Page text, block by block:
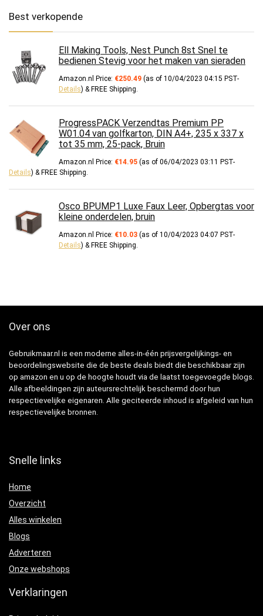
Best verkopende
Ell Making Tools, Nest Punch 8st Snel te
bedienen Stevig voor het maken van sieraden
Amazon.nl Price: €250.49 (as of 10/04/2023 04:15 PST-
Details) & FREE Shipping.
ProgressPACK Verzendtas Premium PP
W01.04 van golfkarton, DIN A4+, 235 x 337 x
tot 35 mm, 25-pack, Bruin
Amazon.nl Price: €14.95 (as of 06/04/2023 03:11 PST-
Details) & FREE Shipping.
Osco BPUMP1 Luxe Faux Leer, Opbergtas voor
kleine onderdelen, bruin
Amazon.nl Price: €10.03 (as of 10/04/2023 04:07 PST-
Details) & FREE Shipping.
Over ons
Gebruikmaar.nl is een moderne alles-in-één prijsvergelijkings- en
beoordelingswebsite die de beste deals biedt die beschikbaar zijn
op amazon en u op de hoogte houdt via de laatst toegevoegde blogs.
Alle afbeeldingen zijn auteursrechtelijk beschermd door hun
respectievelijke eigenaren. Alle geciteerde inhoud is afgeleid van hun
respectievelijke bronnen.
Snelle links
Home
Overzicht
Alles winkelen
Blogs
Adverteren
Onze webshops
Verklaringen